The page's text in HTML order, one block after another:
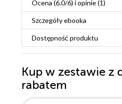
Ocena (6.0/6) i opinie (1)
Szczegółyebooka
Dostępność produktu
Kup w zestawie z
rabatem